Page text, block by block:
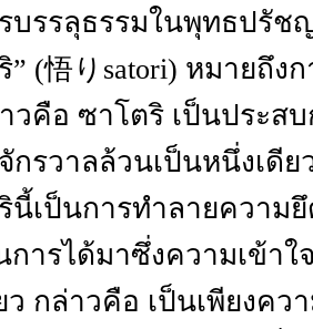
บรรลุธรรมในพุทธปรัช
” (悟り satori) หมายถึง
วคือ ซาโตริ เป็นประส
กรวาลล้วนเป็นหนึ่งเดี
นี้เป็นการทำลายความ
การได้มาซึ่งความเข้า
ว กล่าวคือ เป็นเพียงคว